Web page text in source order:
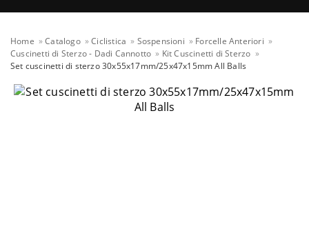
Home Catalogo Ciclistica Sospensioni
Forcelle Anteriori
Cuscinetti di Sterzo - Dadi Cannotto
Kit Cuscinetti di Sterzo
Set cuscinetti di sterzo 30x55x17mm/25x47x15mm All Balls